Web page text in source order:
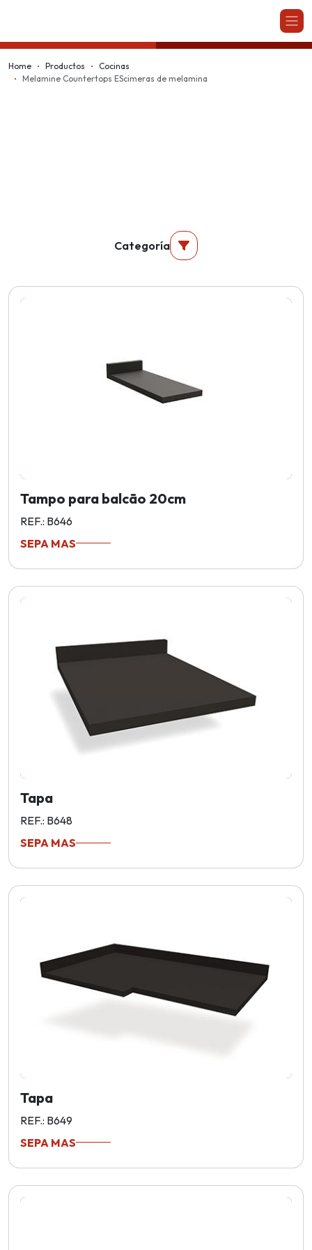
Home Productos
Cocinas
Melamine Countertops EScimeras de melamina
Categoría
Tampo para balcão 20cm
REF.: B646
SEPA MAS
Tapa
REF.: B648
SEPA MAS
Tapa
REF.: B649
SEPA MAS